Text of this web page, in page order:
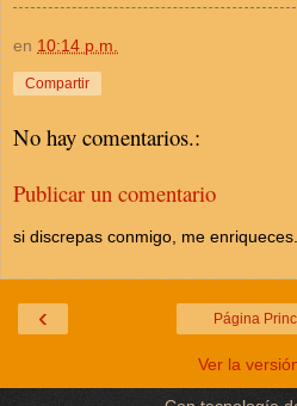
en 10:14 p.m.
Compartir
No hay comentarios.:
Publicar un comentario
si discrepas conmigo, me enriqueces.
‹ Página
Ver la